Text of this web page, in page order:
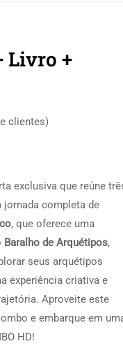
Livro +
clientes)
exclusiva que reúne
jornada completa de
, que oferece uma
Baralho de Arquétipos,
seus arquétipos
experiência criativa e
Aproveite este
e embarque em
HD!